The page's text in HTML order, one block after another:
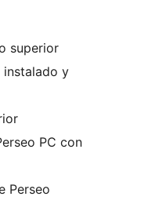
superior
instalado y
PC con
Perseo